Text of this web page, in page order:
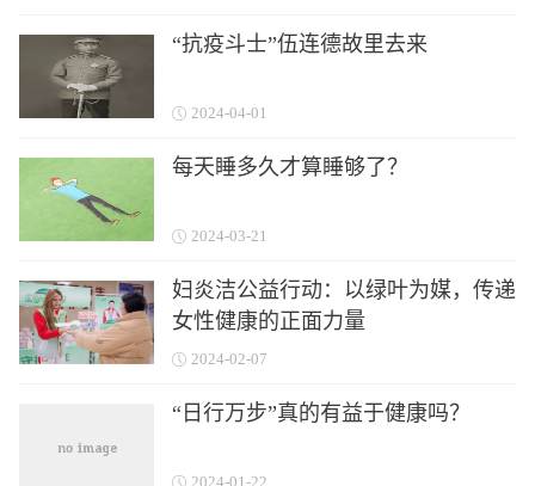
“抗疫斗士”伍连德故里去来
2024-04-01
每天睡多久才算睡够了？
2024-03-21
妇炎洁公益行动：以绿叶为媒，传递
女性健康的正面力量
2024-02-07
“日行万步”真的有益于健康吗？
2024-01-22